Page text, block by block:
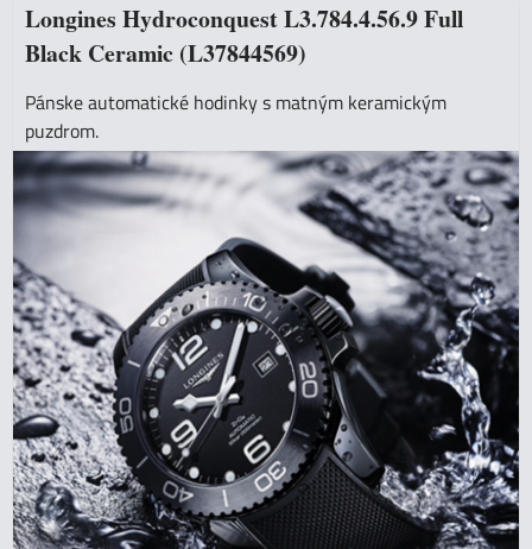
Longines Hydroconquest L3.784.4.56.9 Full
Black Ceramic (L37844569)
Pánske automatické hodinky s matným keramickým
puzdrom.